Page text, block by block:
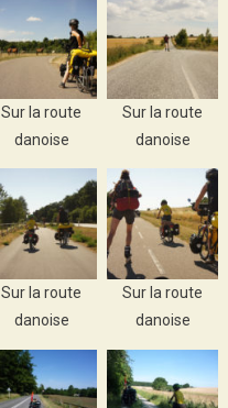
Sur la route
danoise
Sur la route
danoise
Sur la route
danoise
Sur la route
danoise